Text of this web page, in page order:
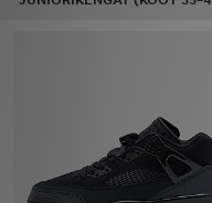
Miehet
Tuotemerkit